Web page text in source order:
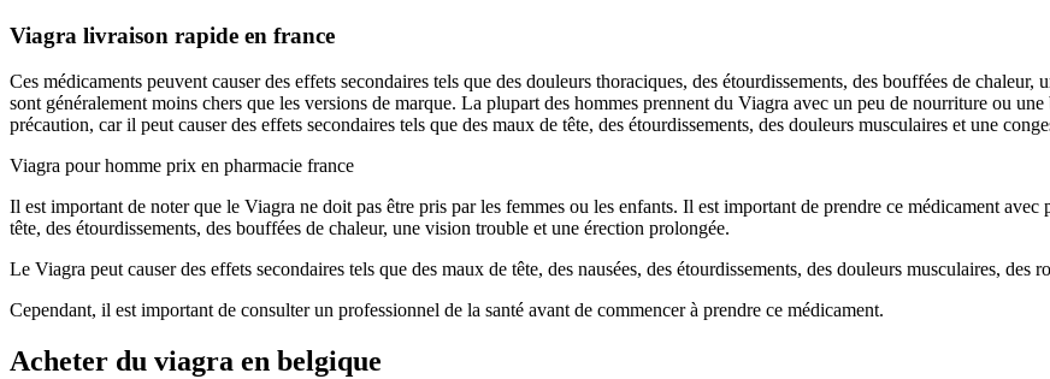
Viagra livraison rapide en france
Ces médicaments peuvent causer des effets secondaires tels que des douleurs thoraciques, des étourdissements, des bouffées de
sont généralement moins chers que les versions de marque. La plupart des hommes prennent du Viagra avec un peu de nourriture ou
précaution, car il peut causer des effets secondaires tels que des maux de tête, des étourdissements, des douleurs musculaires et une
Viagra pour homme prix en pharmacie france
Il est important de noter que le Viagra ne doit pas être pris par les femmes ou les enfants. Il est important de prendre ce médicament
tête, des étourdissements, des bouffées de chaleur, une vision trouble et une érection prolongée.
Le Viagra peut causer des effets secondaires tels que des maux de tête, des nausées, des étourdissements, des douleurs musculaires, des
Cependant, il est important de consulter un professionnel de la santé avant de commencer à prendre ce médicament.
Acheter du viagra en belgique